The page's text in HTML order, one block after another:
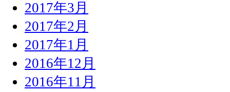
2017年3月
2017年2月
2017年1月
2016年12月
2016年11月